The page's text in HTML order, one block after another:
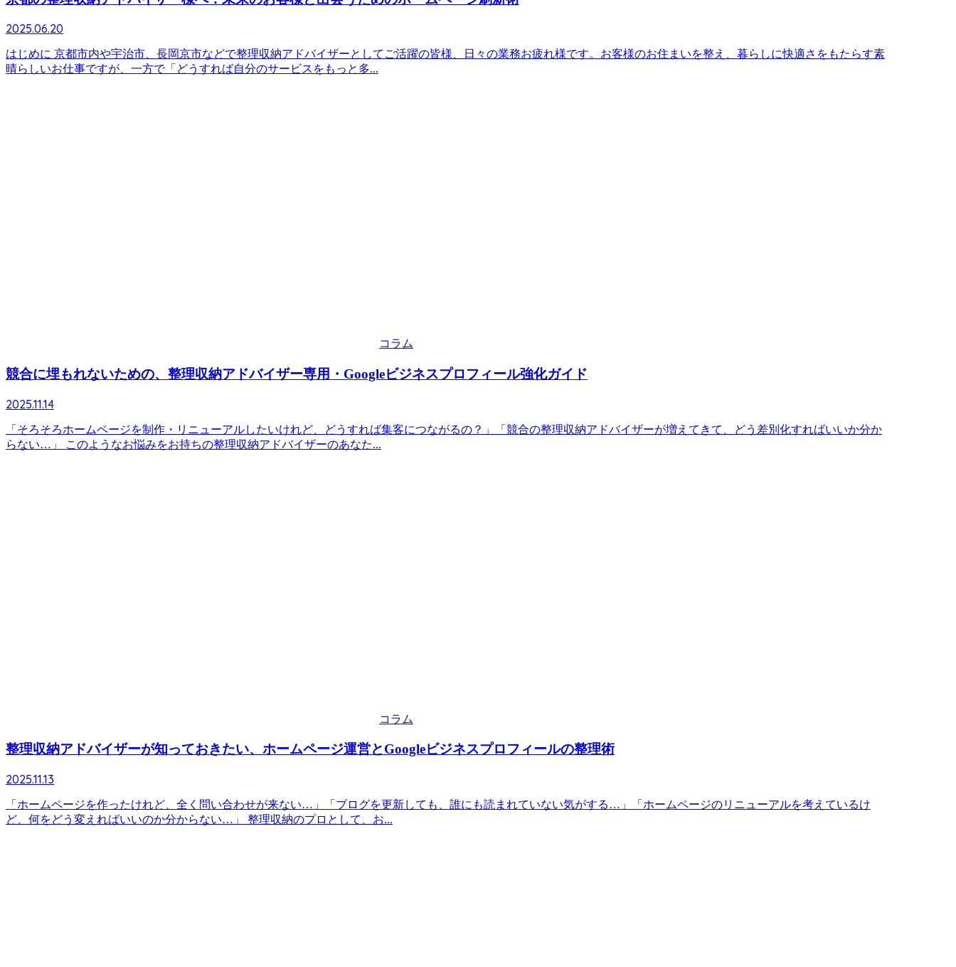
2025.06.20
はじめに 京都市内や宇治市、長岡京市などで整理収納アドバイザーとしてご活躍の皆様、日々の業務お疲れ様です。お客様のお住まいを整え、暮らしに快適さをもたらす素
晴らしいお仕事ですが、一方で「どうすれば自分のサービスをもっと多...
コラム
競合に埋もれないための、整理収納アドバイザー専用・Googleビジネスプロフィール強化ガイド
2025.11.14
「そろそろホームページを制作・リニューアルしたいけれど、どうすれば集客につながるの？」「競合の整理収納アドバイザーが増えてきて、どう差別化すればいいか分か
らない…」 このようなお悩みをお持ちの整理収納アドバイザーのあなた...
コラム
整理収納アドバイザーが知っておきたい、ホームページ運営とGoogleビジネスプロフィールの整理術
2025.11.13
「ホームページを作ったけれど、全く問い合わせが来ない…」「ブログを更新しても、誰にも読まれていない気がする…」「ホームページのリニューアルを考えているけ
ど、何をどう変えればいいのか分からない…」 整理収納のプロとして、お...